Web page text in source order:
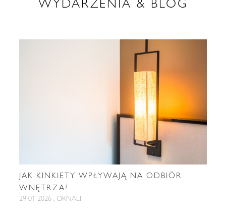
JAK KINKIETY WPŁYWAJĄ NA ODBIÓR
WNĘTRZA?
29-01-2026 , ORNALI